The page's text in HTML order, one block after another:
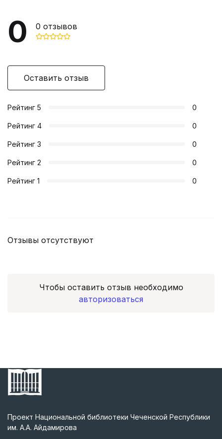
0 0 отзывов
Оставить отзыв
Рейтинг 5 0
Рейтинг 4 0
Рейтинг 3 0
Рейтинг 2 0
Рейтинг 1 0
Отзывы отсутствуют
Чтобы оставить отзыв необходимо
авторизоваться
Проект Национальной библиотеки Чеченской Республики
им. А.А. Айдамирова